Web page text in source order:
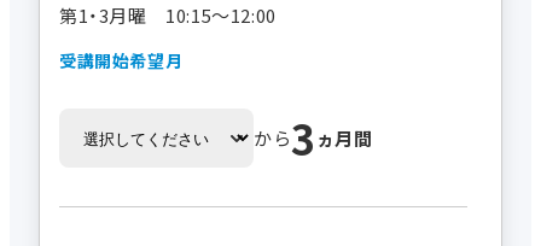
第1・3月曜 10:15～12:00
受講開始希望月
から3 ヵ月間